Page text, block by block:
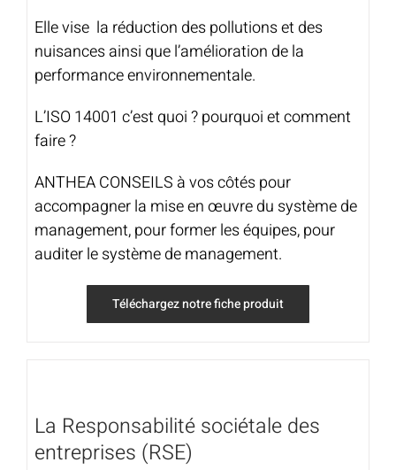
Elle vise la réduction des pollutions et des
nuisances ainsi que l’amélioration de la
performance environnementale.
L’ISO 14001 c’est quoi ? pourquoi et comment
faire ?
ANTHEA CONSEILS à vos côtés pour
accompagner la mise en œuvre du système de
management, pour former les équipes, pour
auditer le système de management.
Téléchargez notre fiche produit
La Responsabilité sociétale des
entreprises (RSE)